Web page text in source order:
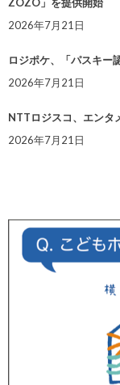
ZOZO」を提供開始
2026年7月21日
ロジポケ、「パスキー
2026年7月21日
NTTロジスコ、エンタ
2026年7月21日